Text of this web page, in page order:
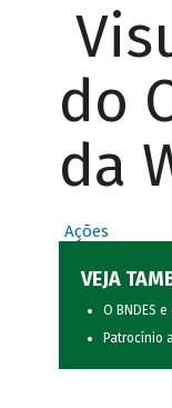
do
da
Ações
VEJA
O BNDES
Patrocínio